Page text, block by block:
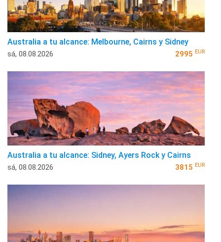
Australia a tu alcance: Melbourne, Cairns y Sidney
sá, 08.08.2026 2995 EUR
Australia a tu alcance: Sidney, Ayers Rock y Cairns
sá, 08.08.2026 3815 EUR